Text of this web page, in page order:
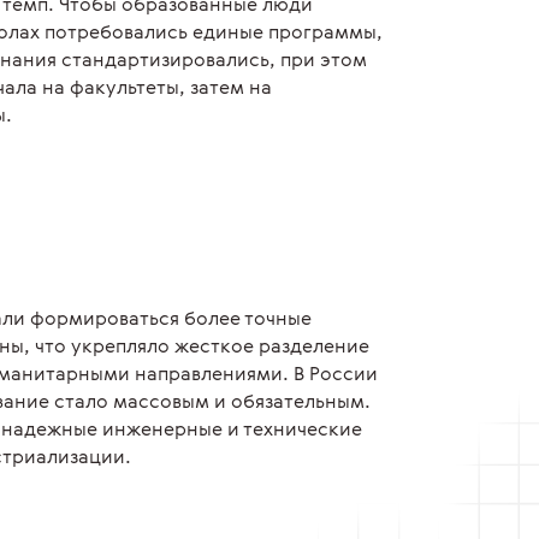
темп. Чтобы образованные люди
потребовались единые программы,
стандартизировались, при этом
на факультеты, затем на
формироваться более точные
что укрепляло жесткое разделение
направлениями. В России
стало массовым и обязательным.
инженерные и технические